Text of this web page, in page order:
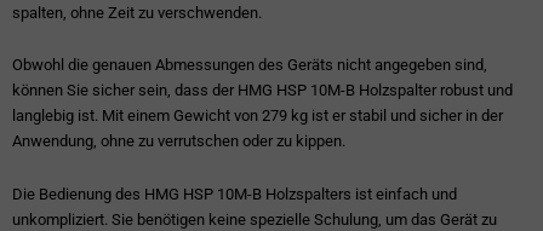
spalten, ohne Zeit zu verschwenden.
Obwohl die genauen Abmessungen des Geräts nicht angegeben sind,
können Sie sicher sein, dass der HMG HSP 10M-B Holzspalter robust und
langlebig ist. Mit einem Gewicht von 279 kg ist er stabil und sicher in der
Anwendung, ohne zu verrutschen oder zu kippen.
Die Bedienung des HMG HSP 10M-B Holzspalters ist einfach und
unkompliziert. Sie benötigen keine spezielle Schulung, um das Gerät zu